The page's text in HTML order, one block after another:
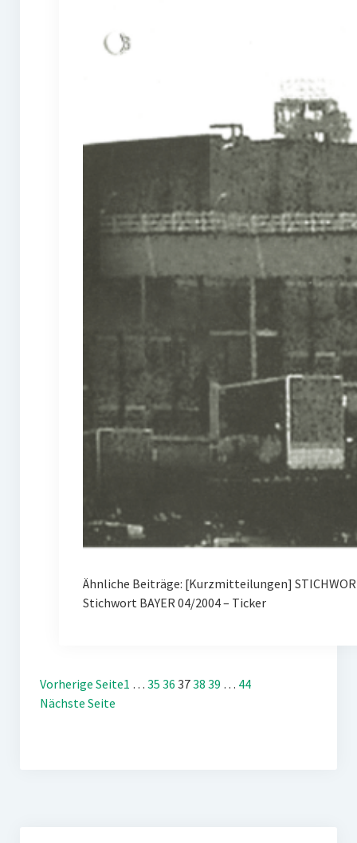
Ähnliche Beiträge: [Kurzmitteilungen]
Stichwort BAYER 04/2004 – Ticker
Vorherige Seite1 … 35 36 3738 39 … 44
Nächste Seite